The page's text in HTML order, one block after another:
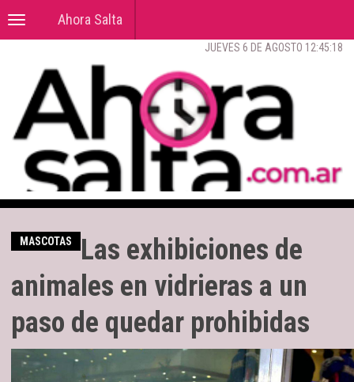
Toggle
navigation
Ahora Salta
JUEVES 6 DE AGOSTO 12:45:19
MASCOTAS
Las exhibiciones de
animales en vidrieras a un
paso de quedar prohibidas